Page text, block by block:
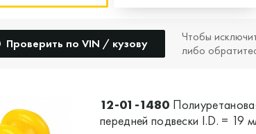
Проверить по VIN / кузову
Чтобы
либо
12-01-1480
передней подвески I.D. = 19